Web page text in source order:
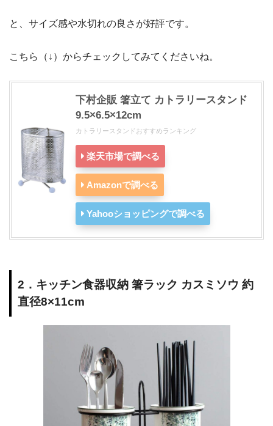
と、サイズ感や水切れの良さが好評です。
こちら（↓）からチェックしてみてくださいね。
下村企販 箸立て カトラリースタンド
9.5×6.5×12cm
カトラリースタンドおすすめランキング
楽天市場で調べる
Amazonで調べる
Yahooショッピングで調べる
2．キッチン食器収納 箸ラック カスミソウ 約
直径8×11cm